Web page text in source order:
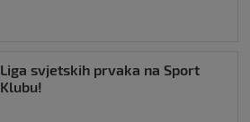
Liga svjetskih prvaka na Sport
Klubu!